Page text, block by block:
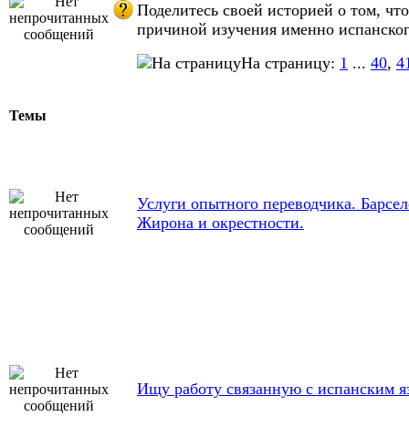
Поделитесь своей историей о том,
причиной изучения именно
На страницу: 1 ... 40,
Темы
Услуги опытного переводчика.
Жирона и окрестности.
Ищу работу связанную с испанским